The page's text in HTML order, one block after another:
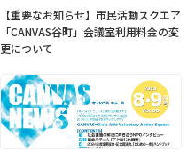
【重要なお知らせ】市民活動スクエア
「CANVAS谷町」会議室利用料金の変
更について